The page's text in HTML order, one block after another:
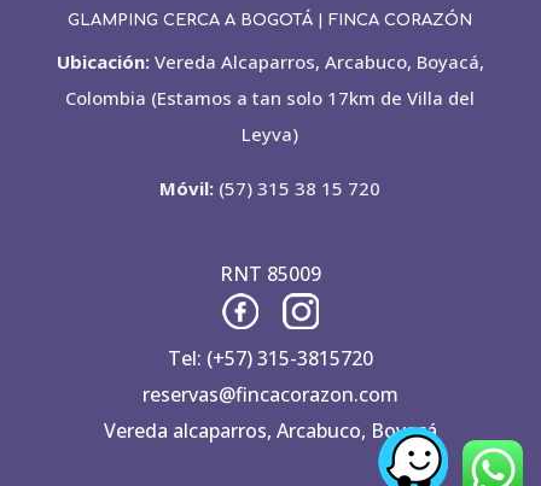
GLAMPING CERCA A BOGOTÁ | FINCA CORAZÓN
Ubicación:Vereda Alcaparros, Arcabuco, Boyacá,
Colombia (Estamos a tan solo 17km de Villa del
Leyva)
Móvil: (57) 315 38 15 720
RNT 85009
Tel: (+57) 315-3815720
reservas@fincacorazon.com
Vereda alcaparros, Arcabuco, Boyacá